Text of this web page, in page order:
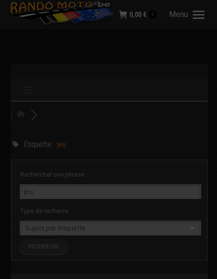
Menu
0,00 € 0
Étiquette: jeu
Rechercher une phrase:
Type de recherce: